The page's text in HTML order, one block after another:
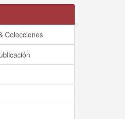
Colecciones